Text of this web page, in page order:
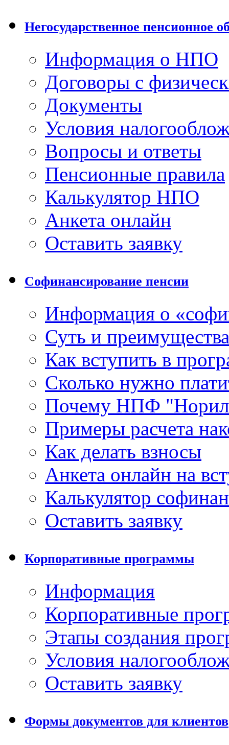
Негосударственное пенсионное
Информация о НПО
Договоры с
Документы
Условия
Вопросы и ответы
Пенсионные правила
Калькулятор НПО
Анкета онлайн
Оставить заявку
Софинансирование пенсии
Информация о
Суть и
Как вступить в
Сколько нужно
Почему НПФ
Примеры расчета
Как делать взносы
Анкета онлайн на
Калькулятор
Оставить заявку
Корпоративные программы
Информация
Корпоративные
Этапы создания
Условия
Оставить заявку
Формы документов для клиентов